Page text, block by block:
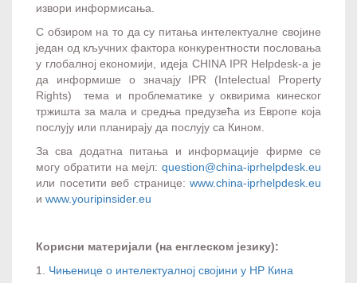
извори информисања.
С обзиром на то да су питања интелектуалне својине
један од кључних фактора конкурентности пословања
у глобалној економији, идеја CHINA IPR Helpdesk-a је
да информише о значају IPR (Intelectual Property
Rights) тема и проблематике у оквирима кинеског
тржишта за мала и средња предузећа из Европе која
послују или планирају да послују са Кином.
За сва додатна питања и информације фирме се
могу обратити на мејл: question@china-iprhelpdesk.eu
или посетити веб странице: www.china-iprhelpdesk.eu
и www.youripinsider.eu
Корисни материјали (на енглеском језику):
1. Чињенице о интелектуалној својини у НР Кина